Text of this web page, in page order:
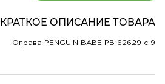
КРАТКОЕ ОПИСАНИЕ ТОВАРА
Оправа PENGUIN BABE PB 62629 c 9